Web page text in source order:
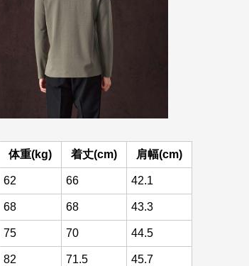
体重(kg) 着丈(cm) 肩幅(cm)
62 66 42.1
68 68 43.3
75 70 44.5
82 71.5 45.7